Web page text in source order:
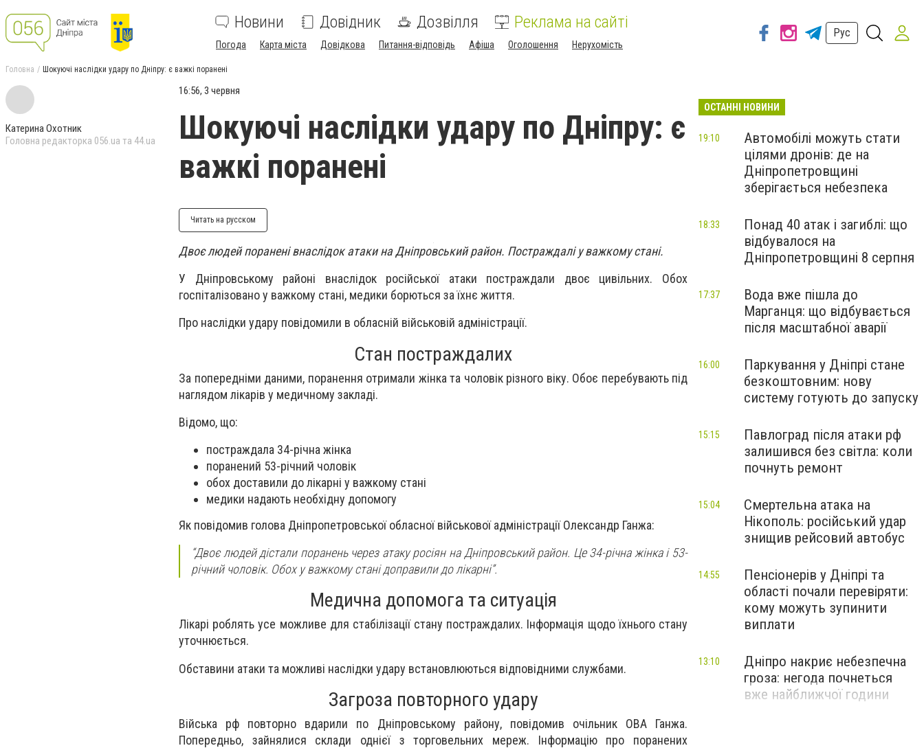
Новини Довідник Дозвілля Реклама на сайті
Погода Карта міста Довідкова Питання-відповідь Афіша Оголошення Нерухомість
Рус
Головна Шокуючі наслідки удару по Дніпру: є важкі поранені
Катерина Охотник
Головна редакторка 056.ua та 44.ua
16:56, 3 червня
Шокуючі наслідки удару по Дніпру: є
важкі поранені
Читать на русском
Двоє людей поранені внаслідок атаки на Дніпровський район. Постраждалі у важкому стані.
У Дніпровському районі внаслідок російської атаки постраждали двоє цивільних. Обох
госпіталізовано у важкому стані, медики борються за їхнє життя.
Про наслідки удару повідомили в обласній військовій адміністрації.
Стан постраждалих
За попередніми даними, поранення отримали жінка та чоловік різного віку. Обоє перебувають під
наглядом лікарів у медичному закладі.
Відомо, що:
постраждала 34-річна жінка
поранений 53-річний чоловік
обох доставили до лікарні у важкому стані
медики надають необхідну допомогу
Як повідомив голова Дніпропетровської обласної військової адміністрації Олександр Ганжа:
“Двоє людей дістали поранень через атаку росіян на Дніпровський район. Це 34-річна жінка і 53-
річний чоловік. Обох у важкому стані доправили до лікарні”.
Медична допомога та ситуація
Лікарі роблять усе можливе для стабілізації стану постраждалих. Інформація щодо їхнього стану
уточнюється.
Обставини атаки та можливі наслідки удару встановлюються відповідними службами.
Загроза повторного удару
Війська рф повторно вдарили по Дніпровському району, повідомив очільник ОВА Ганжа.
Попередньо, зайнялися склади однієї з торговельних мереж. Інформацію про поранених
ОСТАННІ НОВИНИ
Автомобілі можуть стати
цілями дронів: де на
Дніпропетровщині
зберігається небезпека
19:10
Понад 40 атак і загиблі: що
відбувалося на
Дніпропетровщині 8 серпня
18:33
Вода вже пішла до
Марганця: що відбувається
після масштабної аварії
17:37
Паркування у Дніпрі стане
безкоштовним: нову
систему готують до запуску
16:00
Павлоград після атаки рф
залишився без світла: коли
почнуть ремонт
15:15
Смертельна атака на
Нікополь: російський удар
знищив рейсовий автобус
15:04
Пенсіонерів у Дніпрі та
області почали перевіряти:
кому можуть зупинити
виплати
14:55
Дніпро накриє небезпечна
гроза: негода почнеться
вже найближчої години
13:10